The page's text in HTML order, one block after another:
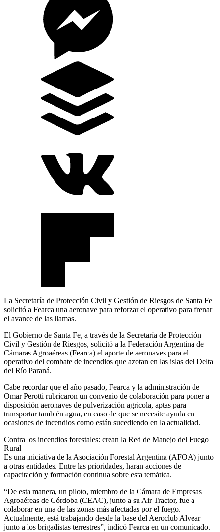
La Secretaría de Protección Civil y Gestión de Riesgos de Santa Fe
solicitó a Fearca una aeronave para reforzar el operativo para frenar
el avance de las llamas.
El Gobierno de Santa Fe, a través de la Secretaría de Protección
Civil y Gestión de Riesgos, solicitó a la Federación Argentina de
Cámaras Agroaéreas (Fearca) el aporte de aeronaves para el
operativo del combate de incendios que azotan en las islas del Delta
del Río Paraná.
Cabe recordar que el año pasado, Fearca y la administración de
Omar Perotti rubricaron un convenio de colaboración para poner a
disposición aeronaves de pulverización agrícola, aptas para
transportar también agua, en caso de que se necesite ayuda en
ocasiones de incendios como están sucediendo en la actualidad.
Contra los incendios forestales: crean la Red de Manejo del Fuego
Rural
Es una iniciativa de la Asociación Forestal Argentina (AFOA) junto
a otras entidades. Entre las prioridades, harán acciones de
capacitación y formación continua sobre esta temática.
“De esta manera, un piloto, miembro de la Cámara de Empresas
Agroaéreas de Córdoba (CEAC), junto a su Air Tractor, fue a
colaborar en una de las zonas más afectadas por el fuego.
Actualmente, está trabajando desde la base del Aeroclub Alvear
junto a los brigadistas terrestres”, indicó Fearca en un comunicado.